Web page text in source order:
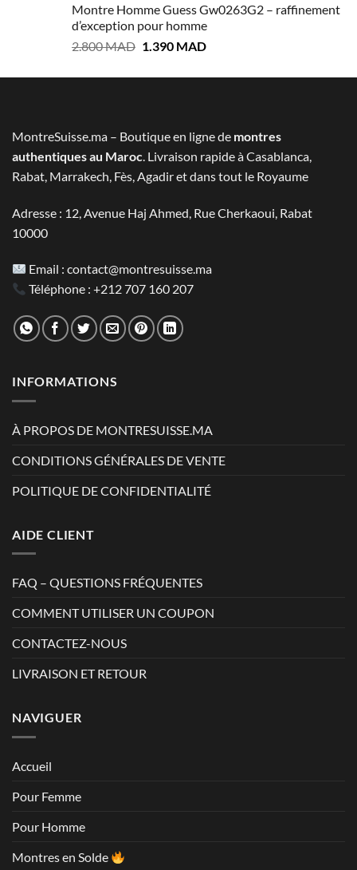
était :
3.100 MAD.
est :
1.600 MAD.
Montre Homme Guess Gw0263G2 – raffinement
d’exception pour homme
2.800MAD Le
initial
1.390 MADLe
actuel
MontreSuisse.ma – Boutique en ligne de montres
authentiques au Maroc . Livraison rapide à Casablanca,
Rabat, Marrakech, Fès, Agadir et dans tout le Royaume
Adresse : 12, Avenue Haj Ahmed, Rue Cherkaoui, Rabat
10000
Email :contact@montresuisse.ma
Téléphone :+212 707 160 207
INFORMATIONS
À PROPOS DE MONTRESUISSE.MA
CONDITIONS GÉNÉRALES DE VENTE
POLITIQUE DE CONFIDENTIALITÉ
AIDE CLIENT
FAQ – QUESTIONS FRÉQUENTES
COMMENT UTILISER UN COUPON
CONTACTEZ-NOUS
LIVRAISON ET RETOUR
NAVIGUER
Accueil
Pour Femme
Pour Homme
Montres en Solde